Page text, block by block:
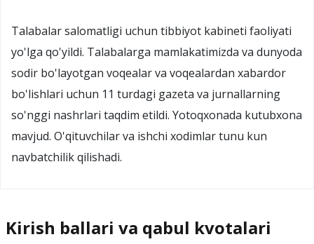
Talabalar salomatligi uchun tibbiyot kabineti faoliyati
yo'lga qo'yildi. Talabalarga mamlakatimizda va dunyoda
sodir bo'layotgan voqealar va voqealardan xabardor
bo'lishlari uchun 11 turdagi gazeta va jurnallarning
so'nggi nashrlari taqdim etildi. Yotoqxonada kutubxona
mavjud. O'qituvchilar va ishchi xodimlar tunu kun
navbatchilik qilishadi.
Kirish ballari va qabul kvotalari